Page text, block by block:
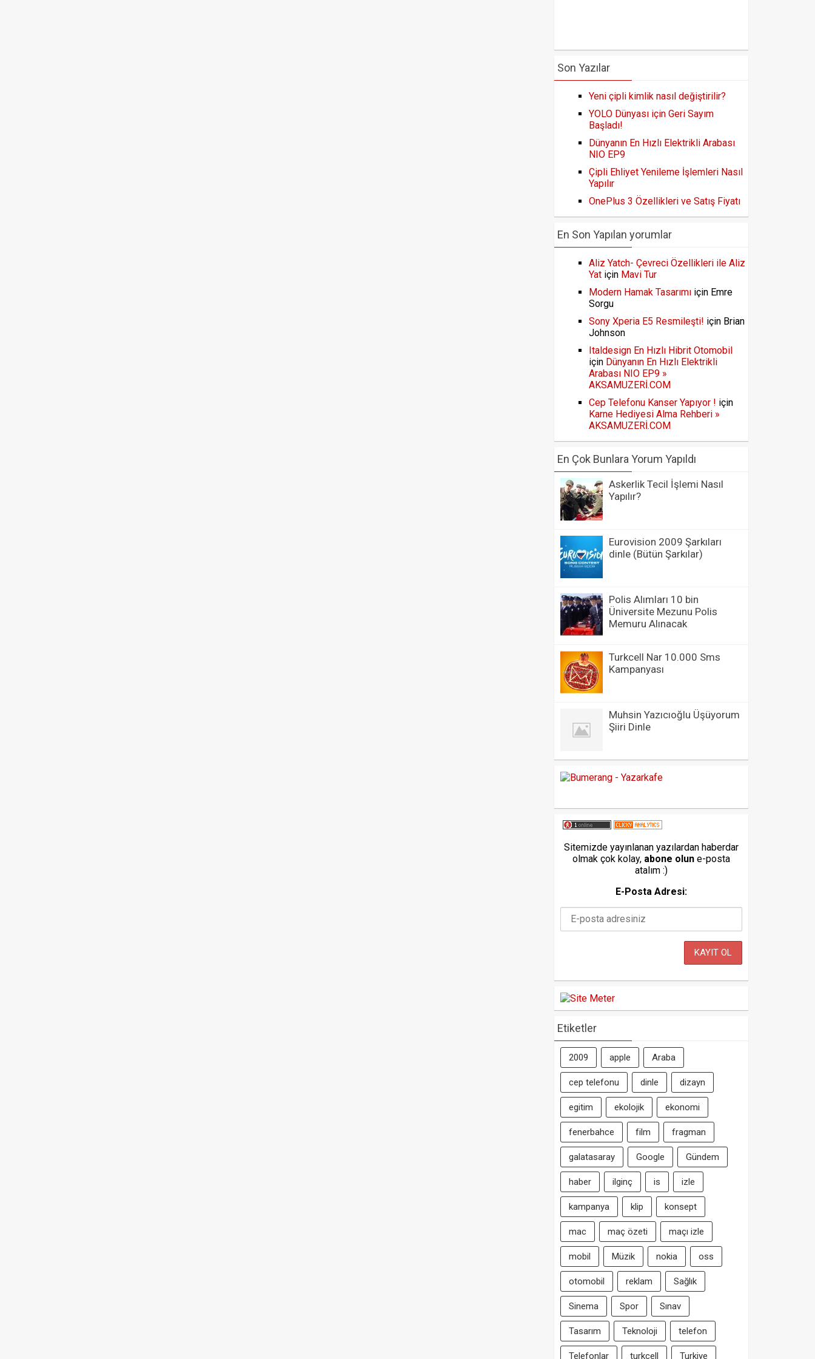
Son Yazılar
Yeni çipli kimlik nasıl değiştirilir?
YOLO Dünyası için Geri Sayım
Başladı!
Dünyanın En Hızlı Elektrikli Arabası
NIO EP9
Çipli Ehliyet Yenileme İşlemleri Nasıl
Yapılır
OnePlus 3 Özellikleri ve Satış Fiyatı
En Son Yapılan yorumlar
Aliz Yatch- Çevreci Özellikleri ile Aliz
Yat için Mavi Tur
Modern Hamak Tasarımı için Emre
Sorgu
Sony Xperia E5 Resmileşti! için Brian
Johnson
Italdesign En Hızlı Hibrit Otomobil
için Dünyanın En Hızlı Elektrikli
Arabası NIO EP9 »
AKSAMUZERİ.COM
Cep Telefonu Kanser Yapıyor ! için
Karne Hediyesi Alma Rehberi »
AKSAMUZERİ.COM
En Çok Bunlara Yorum Yapıldı
Askerlik Tecil İşlemi Nasıl
Yapılır?
Eurovision 2009 Şarkıları
dinle (Bütün Şarkılar)
Polis Alımları 10 bin
Üniversite Mezunu Polis
Memuru Alınacak
Turkcell Nar 10.000 Sms
Kampanyası
Muhsin Yazıcıoğlu Üşüyorum
Şiiri Dinle
Sitemizde yayınlanan yazılardan haberdar
olmak çok kolay, abone olun e-posta
atalım :)
E-Posta Adresi:
Etiketler
2009 apple Araba
cep telefonu dinle dizayn
egitim ekolojik ekonomi
fenerbahce film fragman
galatasaray Google Gündem
haber ilginç is izle
kampanya klip konsept
mac maç özeti maçı izle
mobil Müzik nokia oss
otomobil reklam Sağlık
Sinema Spor Sınav
Tasarım Teknoloji telefon
Telefonlar turkcell Turkiye